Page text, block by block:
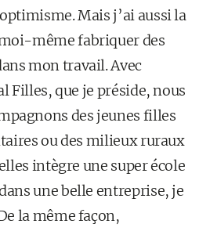
Mais j’ai aussi la
même fabriquer des
mon travail. Avec
Filles, que je préside, nous
des jeunes filles
ou des milieux ruraux
intègre une super école
une belle entreprise, je
la même façon,